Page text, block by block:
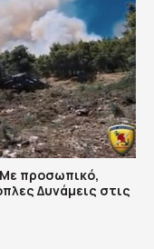
προσωπικό,
Δυνάμεις στις